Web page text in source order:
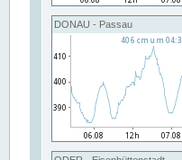
DONAU - Passau